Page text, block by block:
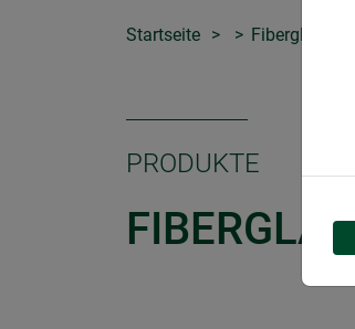
Startseite
PRODUKTE